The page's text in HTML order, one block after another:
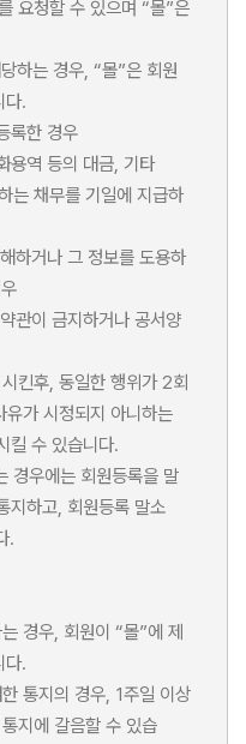
요청할 수 있으며 “몰”은
하는 경우, “몰”은 회원
다.
록한 경우
역 등의 대금, 기타
는 채무를 기일에 지급하
하거나 그 정보를 도용하
관이 금지하거나 공서양
킨후, 동일한 행위가 2회
가 시정되지 아니하는
수 있습니다.
경우에는 회원등록을 말
지하고, 회원등록 말소
.
경우, 회원이 “몰”에 제
다.
통지의 경우, 1주일 이상
지에 갈음할 수 있습